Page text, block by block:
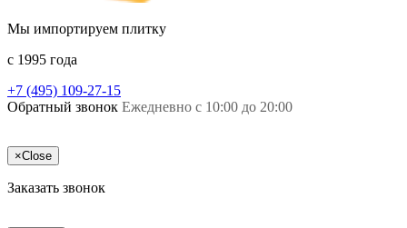
Мы импортируем плитку
c 1995 года
+7 (495) 109-27-15
Обратный звонок Ежедневно с 10:00 до 20:00
×Close
Заказать звонок